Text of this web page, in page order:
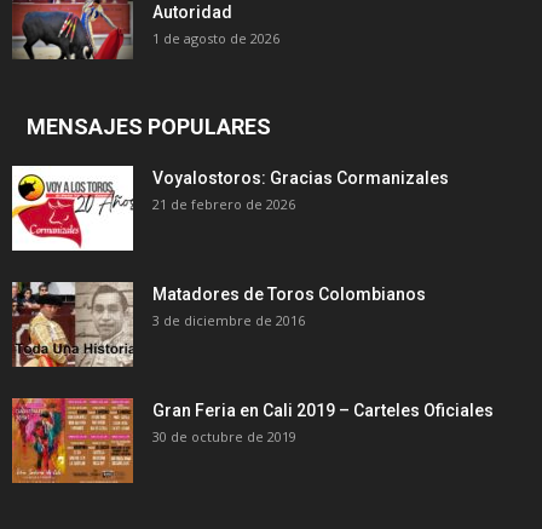
Autoridad
1 de agosto de 2026
MENSAJES POPULARES
Voyalostoros: Gracias Cormanizales
21 de febrero de 2026
Matadores de Toros Colombianos
3 de diciembre de 2016
Gran Feria en Cali 2019 – Carteles Oficiales
30 de octubre de 2019